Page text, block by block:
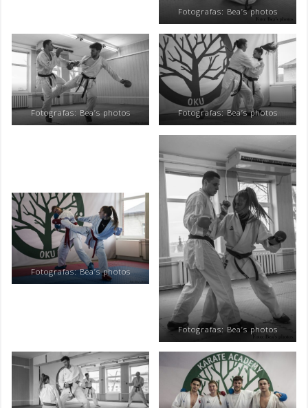
Fotografas: Bea’s photos
Fotografas: Bea’s photos Fotografas: Bea’s photos
Fotografas: Bea’s photos
Fotografas: Bea’s photos